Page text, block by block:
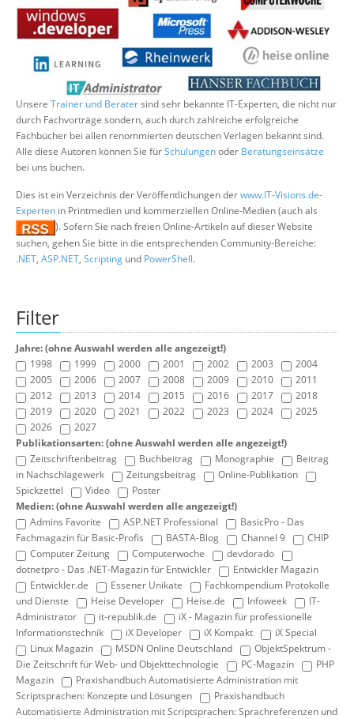
Unsere Trainer und Beratersind sehr bekannte IT-Experten, die nicht nur
durch Fachvorträge sondern, auch durch zahlreiche erfolgreiche
Fachbücher bei allen renommierten deutschen Verlagen bekannt sind.
Alle diese Autoren können Sie fürSchulungenoder Beratungseinsätze
bei uns buchen.
Dies ist ein Verzeichnis der Veröffentlichungen derwww.IT-Visions.de-
Experten in Printmedien und kommerziellen Online-Medien (auch als
). Sofern Sie nach freien Online-Artikeln auf dieser Website
suchen, gehen Sie bitte in die entsprechenden Community-Bereiche:
.NET, ASP.NET, Scripting und PowerShell.
Filter
Jahre: (ohne Auswahl werden alle angezeigt!)
1998
1999 2000 2001 2002 2003
2004
2005
2006 2007 2008 2009 2010
2011
2012
2013 2014 2015 2016 2017
2018
2019
2020 2021 2022 2023 2024
2025
2026
2027
Publikationsarten: (ohne Auswahl werden alle angezeigt!)
Zeitschriftenbeitrag
Buchbeitrag Monographie
Beitrag
in Nachschlagewerk
Zeitungsbeitrag
Online-Publikation
Spickzettel
Video
Poster
Medien: (ohne Auswahl werden alle angezeigt!)
Admins Favorite
ASP.NET Professional
BasicPro - Das
Fachmagazin für Basic-Profis
BASTA-Blog Channel 9
CHIP
Computer Zeitung
Computerwoche
devdorado
dotnetpro - Das .NET-Magazin für Entwickler
Entwickler Magazin
Entwickler.de
Essener Unikate
Fachkompendium Protokolle
und Dienste
Heise Developer Heise.de Infoweek
IT-
Administrator
it-republik.de
iX - Magazin für professionelle
Informationstechnik
iX Developer iX Kompakt
iX Special
Linux Magazin
MSDN Online Deutschland
ObjektSpektrum -
Die Zeitschrift für Web- und Objekttechnologie
PC-Magazin
PHP
Magazin
Praxishandbuch Automatisierte Administration mit
Scriptsprachen: Konzepte und Lösungen
Praxishandbuch
Automatisierte Administration mit Scriptsprachen: Sprachreferenzen und